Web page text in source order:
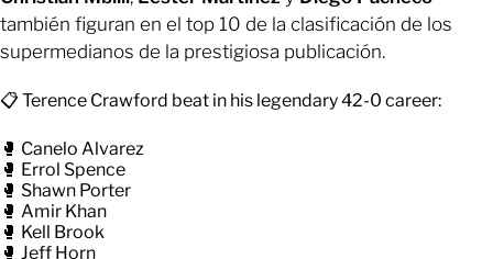
también figuran en el top 10 de la clasificación de los
supermedianos de la prestigiosa publicación.
📋 Terence Crawford beat in his legendary 42-0 career:
🥊 Canelo Alvarez
🥊 Errol Spence
🥊 Shawn Porter
🥊 Amir Khan
🥊 Kell Brook
🥊 Jeff Horn